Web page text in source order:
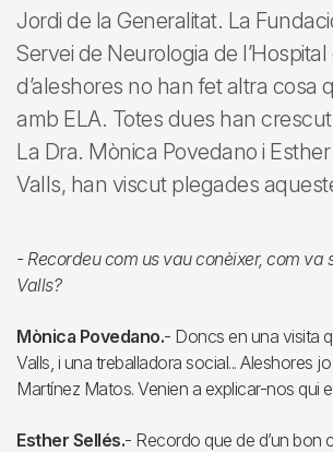
Jordi de la Generalitat. La
Servei de Neurologia de
d’aleshores no han fet altra cosa
amb ELA. Totes dues han
La Dra. Mònica Povedano i
Valls, han viscut plegades
- Recordeu com us vau conèixer, com
Valls?
Mònica Povedano.- Doncs en una visita
Valls, i una treballadora social... Aleshores
Martínez Matos. Venien a explicar-nos qui
Esther Sellés.- Recordo que de d’un bon